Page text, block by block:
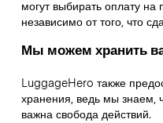
могут выбирать оплату на
независимо от того, что
Мы можем хранить
LuggageHero также
хранения, ведь мы знаем,
важна свобода действий.